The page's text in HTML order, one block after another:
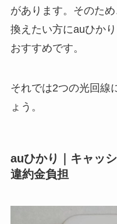
があります。そのた
換えたい方にauひか
おすすめです。
それでは2つの光回線
ょう。
auひかり｜キャッ
違約金負担